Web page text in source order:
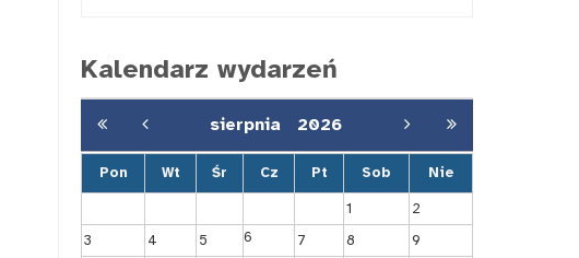
Kalendarz wydarzeń
sierpnia 2026
Pon Wt Śr Cz Pt Sob Nie
1
2
3
4 5 6 7 8
9